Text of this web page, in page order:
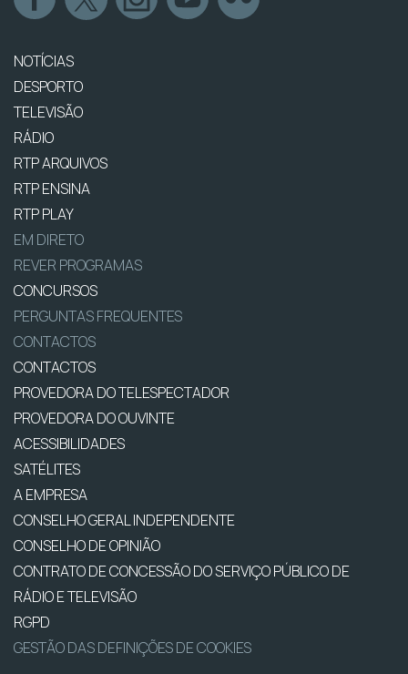
NOTÍCIAS
DESPORTO
TELEVISÃO
RÁDIO
RTP ARQUIVOS
RTP ENSINA
RTP PLAY
EM DIRETO
REVER PROGRAMAS
CONCURSOS
PERGUNTAS FREQUENTES
CONTACTOS
CONTACTOS
PROVEDORA DO TELESPECTADOR
PROVEDORA DO OUVINTE
ACESSIBILIDADES
SATÉLITES
A EMPRESA
CONSELHO GERAL INDEPENDENTE
CONSELHO DE OPINIÃO
CONTRATO DE CONCESSÃO DO SERVIÇO PÚBLICO DE
RÁDIO E TELEVISÃO
RGPD
GESTÃO DAS DEFINIÇÕES DE COOKIES